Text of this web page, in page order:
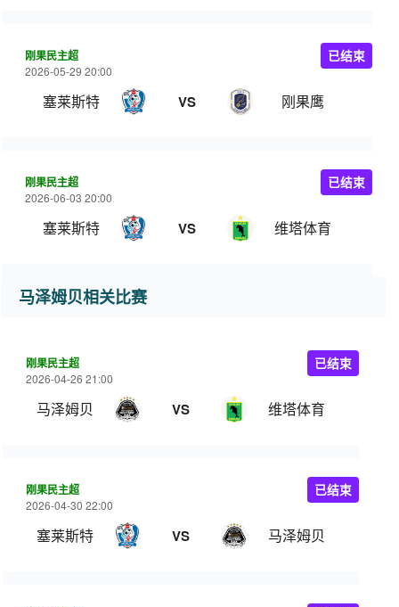
刚果民主超
2026-05-29 20:00
塞莱斯特 VS 刚果鹰
已结束
刚果民主超
2026-06-03 20:00
塞莱斯特 VS 维塔体育
已结束
马泽姆贝相关比赛
刚果民主超
2026-04-26 21:00
马泽姆贝 VS 维塔体育
已结束
刚果民主超
2026-04-30 22:00
塞莱斯特 VS 马泽姆贝
已结束